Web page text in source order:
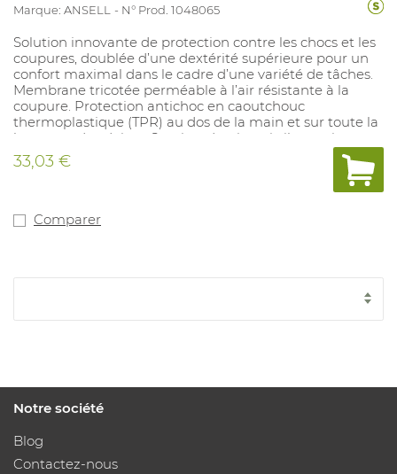
Marque: ANSELL N° Prod. 1048065
Solution innovante de protection contre les chocs et les
coupures, doublée d’une dextérité supérieure pour un
confort maximal dans le cadre d’une variété de tâches.
Membrane tricotée perméable à l’air résistante à la
coupure. Protection antichoc en caoutchouc
thermoplastique (TPR) au dos de la main et sur toute la
longueur des doigts. Semi-enduction nitrile au niveau
de la paume avec finition sablée pour une préhension
renforcée Couleur haute visibilité pour une sécurité
accrue. Pouce, index et majeur compatibles pour un
milieu sec et humide. Tailles: 7-13.
33,03 €
Comparer
Notre société
Blog
Contactez-nous